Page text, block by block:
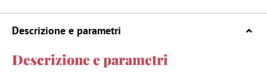
Descrizione e parametri
Descrizione e parametri